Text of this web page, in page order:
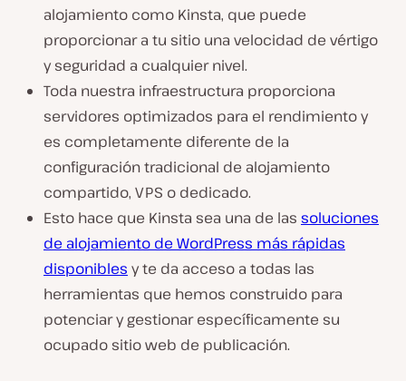
alojamiento como Kinsta, que puede
proporcionar a tu sitio una velocidad de vértigo
y seguridad a cualquier nivel.
Toda nuestra infraestructura proporciona
servidores optimizados para el rendimiento y
es completamente diferente de la
configuración tradicional de alojamiento
compartido, VPS o dedicado.
Esto hace que Kinsta sea una de las soluciones
de alojamiento de WordPress más rápidas
disponibles y te da acceso a todas las
herramientas que hemos construido para
potenciar y gestionar específicamente su
ocupado sitio web de publicación.